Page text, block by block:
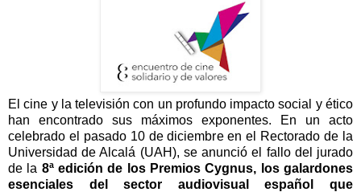
El cine y la televisión con un profundo impacto social y ético
han encontrado sus máximos exponentes. En un acto
celebrado el pasado 10 de diciembre en el Rectorado de la
Universidad de Alcalá (UAH), se anunció el fallo del jurado
de la 8ª edición de los Premios Cygnus, los galardones
esenciales del sector audiovisual español que